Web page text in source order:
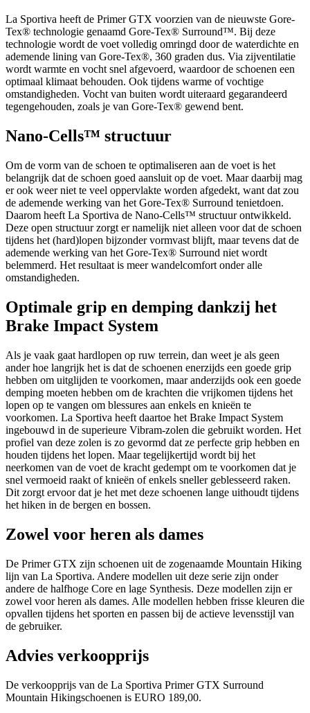
La Sportiva heeft de Primer GTX voorzien van de nieuwste Gore-
Tex® technologie genaamd Gore-Tex® Surround™. Bij deze
technologie wordt de voet volledig omringd door de waterdichte en
ademende lining van Gore-Tex®, 360 graden dus. Via zijventilatie
wordt warmte en vocht snel afgevoerd, waardoor de schoenen een
optimaal klimaat behouden. Ook tijdens warme of vochtige
omstandigheden. Vocht van buiten wordt uiteraard gegarandeerd
tegengehouden, zoals je van Gore-Tex® gewend bent.
Nano-Cells™ structuur
Om de vorm van de schoen te optimaliseren aan de voet is het
belangrijk dat de schoen goed aansluit op de voet. Maar daarbij mag
er ook weer niet te veel oppervlakte worden afgedekt, want dat zou
de ademende werking van het Gore-Tex® Surround tenietdoen.
Daarom heeft La Sportiva de Nano-Cells™ structuur ontwikkeld.
Deze open structuur zorgt er namelijk niet alleen voor dat de schoen
tijdens het (hard)lopen bijzonder vormvast blijft, maar tevens dat de
ademende werking van het Gore-Tex® Surround niet wordt
belemmerd. Het resultaat is meer wandelcomfort onder alle
omstandigheden.
Optimale grip en demping dankzij het
Brake Impact System
Als je vaak gaat hardlopen op ruw terrein, dan weet je als geen
ander hoe langrijk het is dat de schoenen enerzijds een goede grip
hebben om uitglijden te voorkomen, maar anderzijds ook een goede
demping moeten hebben om de krachten die vrijkomen tijdens het
lopen op te vangen om blessures aan enkels en knieën te
voorkomen. La Sportiva heeft daartoe het Brake Impact System
ingebouwd in de superieure Vibram-zolen die gebruikt worden. Het
profiel van deze zolen is zo gevormd dat ze perfecte grip hebben en
houden tijdens het lopen. Maar tegelijkertijd wordt bij het
neerkomen van de voet de kracht gedempt om te voorkomen dat je
snel vermoeid raakt of knieën of enkels sneller geblesseerd raken.
Dit zorgt ervoor dat je het met deze schoenen lange uithoudt tijdens
het hiken in de bergen en bossen.
Zowel voor heren als dames
De Primer GTX zijn schoenen uit de zogenaamde Mountain Hiking
lijn van La Sportiva. Andere modellen uit deze serie zijn onder
andere de halfhoge Core en lage Synthesis. Deze modellen zijn er
zowel voor heren als dames. Alle modellen hebben frisse kleuren die
opvallen tijdens het sporten en passen bij de actieve levensstijl van
de gebruiker.
Advies verkoopprijs
De verkoopprijs van de La Sportiva Primer GTX Surround
Mountain Hikingschoenen is EURO 189,00.